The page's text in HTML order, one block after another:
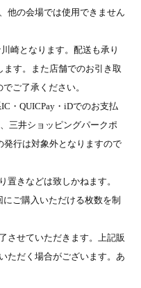
他の会場では使用できません
崎となります。配送も承り
ます。また店舗でのお引き取
ご了承ください。
IC ・QUICPay ・iDでのお支払
三井ショッピングパークポ
発行は対象外となりますので
置きなどは致しかねます。
にご購入いただける枚数を制
させていただきます。上記販
ただく場合がございます。あ